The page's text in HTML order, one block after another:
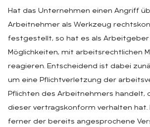
Hat das Unternehmen einen Angriff
Arbeitnehmer als Werkzeug
festgestellt, so hat es als Arbeitgeber
Möglichkeiten, mit arbeitsrechtlichen
reagieren. Entscheidend ist dabei
um eine Pflichtverletzung der
Pflichten des Arbeitnehmers handelt,
dieser vertragskonform verhalten hat.
ferner der bereits angesprochene